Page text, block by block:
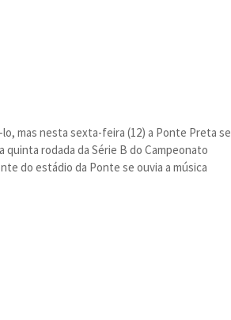
mas nesta sexta-feira (12) a Ponte Preta se
rodada da Série B do Campeonato
do estádio da Ponte se ouvia a música